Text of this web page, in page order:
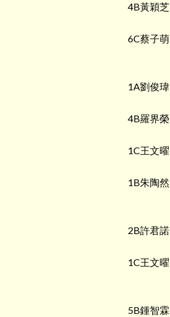
4B黃穎芝
6C蔡子萌
1A劉俊瑋
4B羅界榮
1C王文曜
1B朱陶然
2B許君諾
1C王文曜
5B鍾智霖